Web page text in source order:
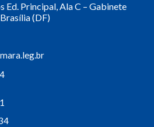
Ed. Principal, Ala C – Gabinete
(DF)